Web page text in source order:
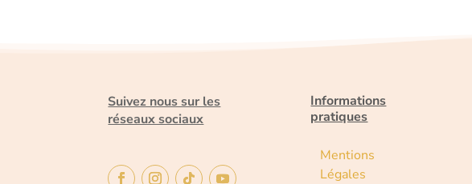
Suivez nous sur les
réseaux sociaux
Informations
pratiques
Mentions
Légales